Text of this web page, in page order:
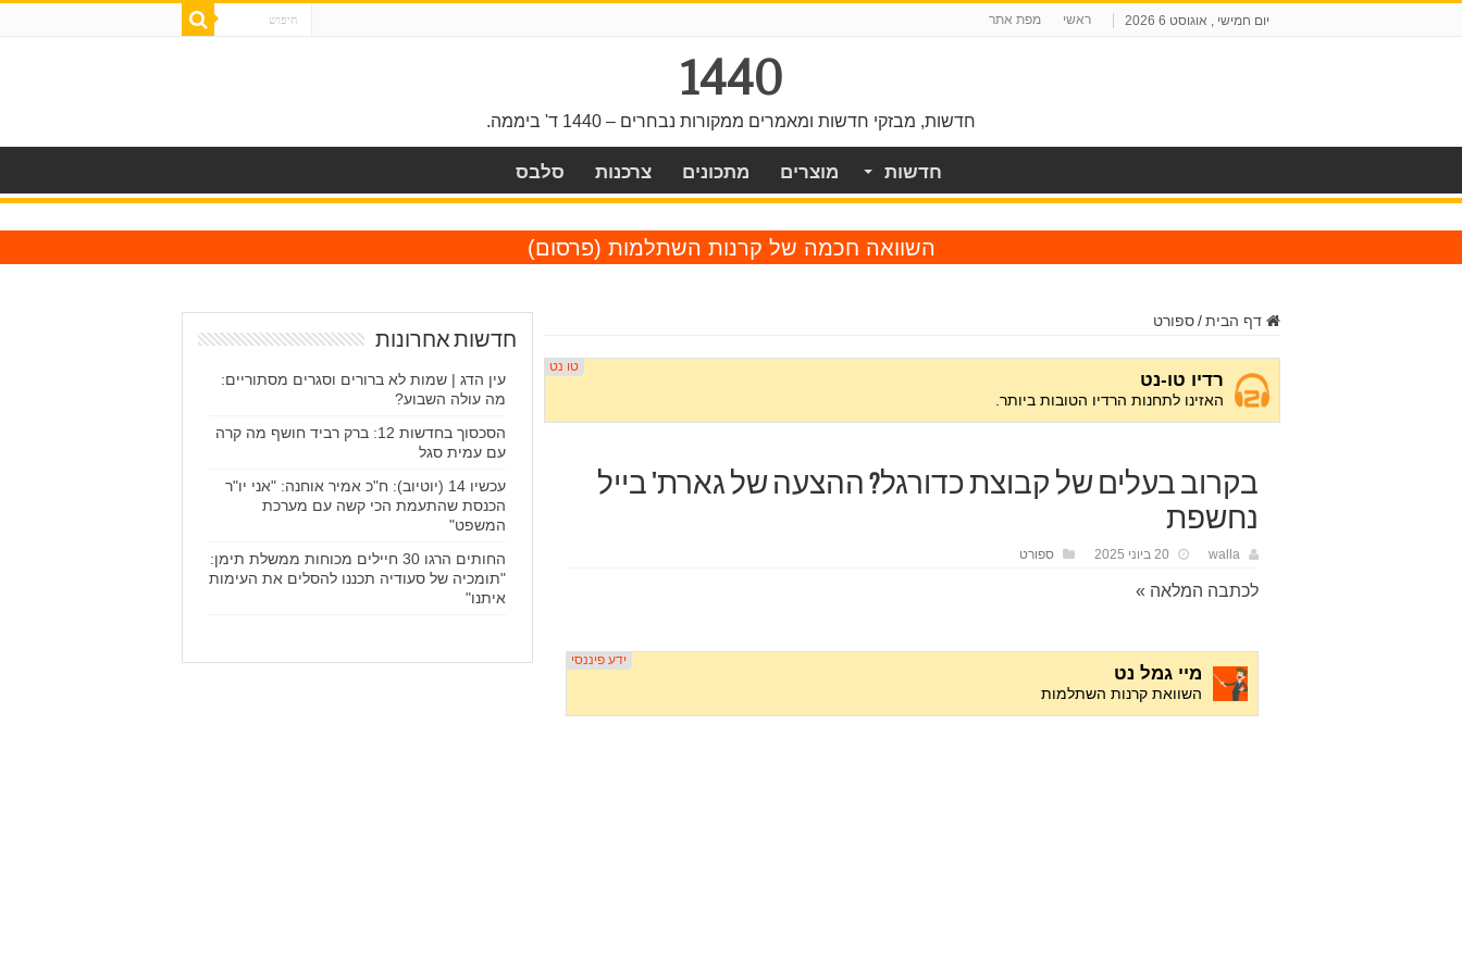
יום חמישי , אוגוסט 6 2026 ראשי מפת אתר
1440
חדשות, מבזקי חדשות ומאמרים ממקורות נבחרים – 1440 ד' ביממה.
חדשות מוצרים מתכונים צרכנות סלבס
השוואה חכמה של קרנות השתלמות (פרסום)
דף הבית/ספורט
בקרוב בעלים של קבוצת כדורגל? ההצעה של גארת' בייל
נחשפת
walla 20 ביוני 2025 ספורט
לכתבה המלאה »
חדשות אחרונות
עין הדג | שמות לא ברורים וסגרים מסתוריים:
מה עולה השבוע?
הסכסוך בחדשות 12: ברק רביד חושף מה קרה
עם עמית סגל
עכשיו 14 (יוטיוב): ח"כ אמיר אוחנה: "אני יו"ר
הכנסת שהתעמת הכי קשה עם מערכת
המשפט"
החותים הרגו 30 חיילים מכוחות ממשלת תימן:
"תומכיה של סעודיה תכננו להסלים את העימות
איתנו"